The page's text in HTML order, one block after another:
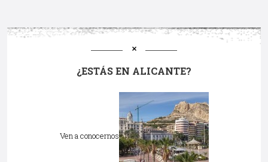
¿ESTÁS EN ALICANTE?
Ven a conocernos